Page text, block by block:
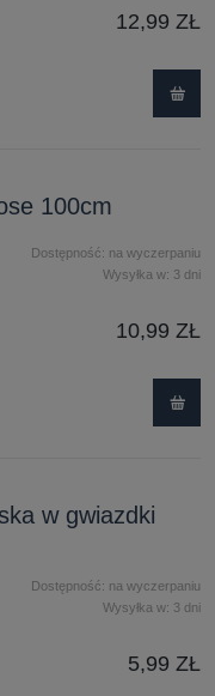
12,99 ZŁ
100cm
Dostępność: na wyczerpaniu
Wysyłka w: 3 dni
10,99 ZŁ
w gwiazdki
Dostępność: na wyczerpaniu
Wysyłka w: 3 dni
5,99 ZŁ